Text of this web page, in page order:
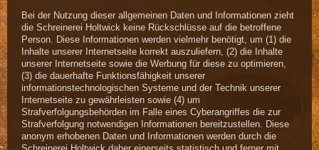
Bei der Nutzung dieser allgemeinen Daten und Informationen zieht
die Schreinerei Holtwick keine Rückschlüsse auf die betroffene
Person. Diese Informationen werden vielmehr benötigt, um (1) die
Inhalte unserer Internetseite korrekt auszuliefern, (2) die Inhalte
unserer Internetseite sowie die Werbung für diese zu optimieren,
(3) die dauerhafte Funktionsfähigkeit unserer
informationstechnologischen Systeme und der Technik unserer
Internetseite zu gewährleisten sowie (4) um
Strafverfolgungsbehörden im Falle eines Cyberangriffes die zur
Strafverfolgung notwendigen Informationen bereitzustellen. Diese
anonym erhobenen Daten und Informationen werden durch die